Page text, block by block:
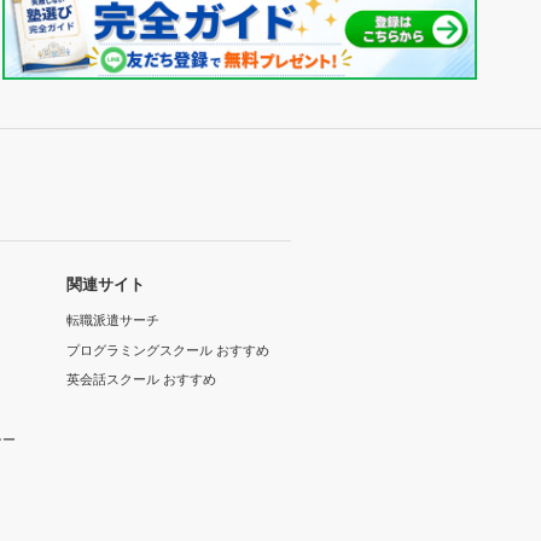
関連サイト
転職派遣サーチ
プログラミングスクール おすすめ
英会話スクール おすすめ